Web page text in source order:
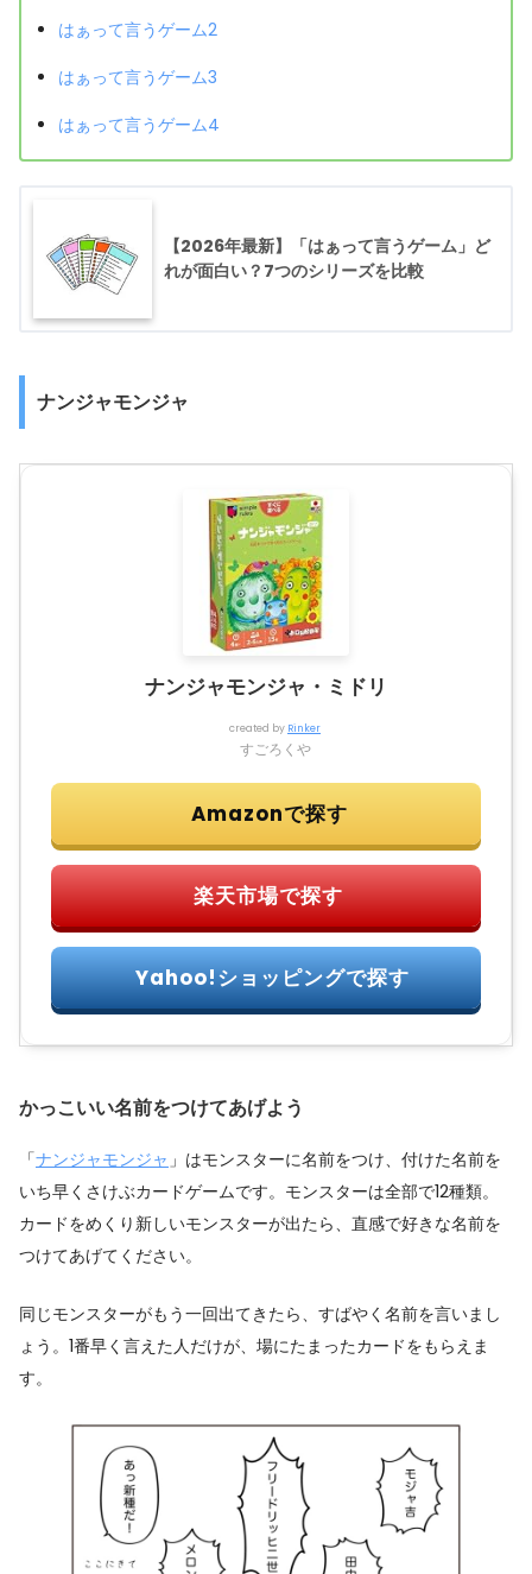
はぁって言うゲーム2
はぁって言うゲーム3
はぁって言うゲーム4
【2026年最新】「はぁって言うゲーム」ど
れが面白い？7つのシリーズを比較
ナンジャモンジャ
ナンジャモンジャ・ミドリ
created by Rinker
すごろくや
かっこいい名前をつけてあげよう
「ナンジャモンジャ」はモンスターに名前をつけ、付けた名前を
いち早くさけぶカードゲームです。モンスターは全部で12種類。
カードをめくり新しいモンスターが出たら、直感で好きな名前を
つけてあげてください。
同じモンスターがもう一回出てきたら、すばやく名前を言いまし
ょう。1番早く言えた人だけが、場にたまったカードをもらえま
す。